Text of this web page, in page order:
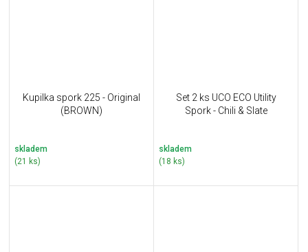
Kupilka spork 225 - Original
(BROWN)
skladem
(21 ks)
Set 2 ks UCO ECO Utility
Spork - Chili & Slate
skladem
(18 ks)